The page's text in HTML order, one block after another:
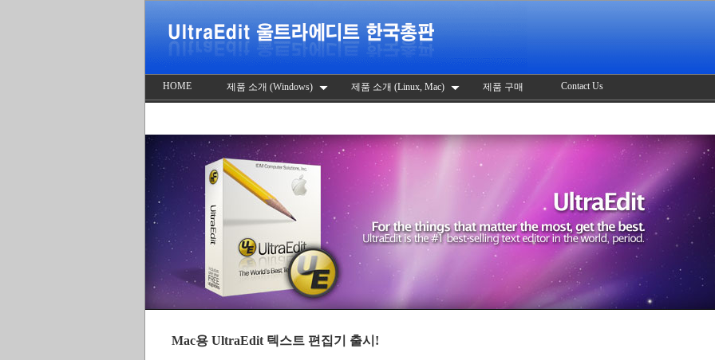
HOME 제품 소개 (Windows) 제품 소개 (Linux, Mac) 제품 구매 Contact Us
Mac용 UltraEdit 텍스트 편집기 출시!